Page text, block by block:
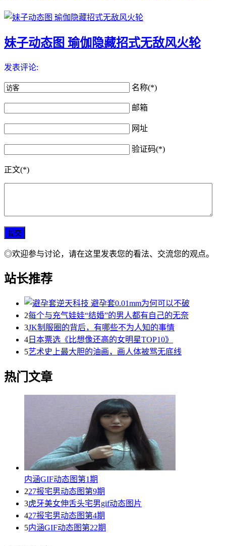
妹子动态图 瑜伽隐藏招式无敌风火轮
发表评论:
名称(*)
邮箱
网址
验证码(*)
正文(*)
◎欢迎参与讨论，请在这里发表您的看法、交流您的观点。
站长推荐
2每个与充气娃娃“结婚”的男人都有自己的无奈
3JK制服圈的背后，有哪些不为人知的事情
4 日本票选《比想像还高的女明星TOP10》
5艺术史上最大胆的油画，画人体被骂无底线
热门文章
内涵GIF动态图第1期
227报宅男动态图第9期
3虎牙美女伸舌头宅男gif动态图片
427报宅男动态图第4期
5内涵GIF动态图第22期